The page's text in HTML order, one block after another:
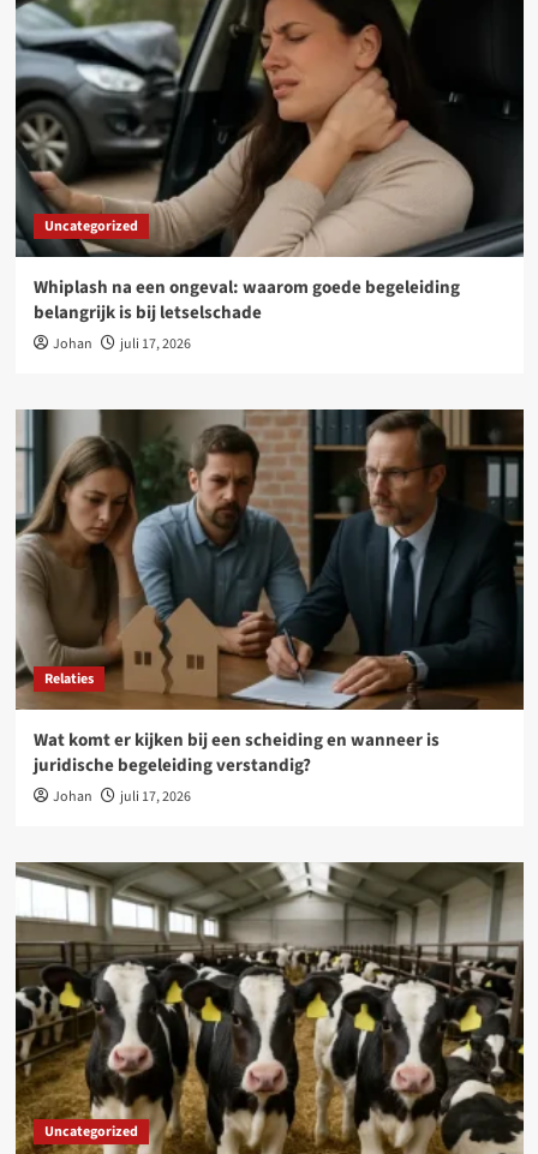
Uncategorized
Whiplash na een ongeval: waarom goede begeleiding
belangrijk is bij letselschade
Johan juli 17, 2026
Relaties
Wat komt er kijken bij een scheiding en wanneer is
juridische begeleiding verstandig?
Johan juli 17, 2026
Uncategorized